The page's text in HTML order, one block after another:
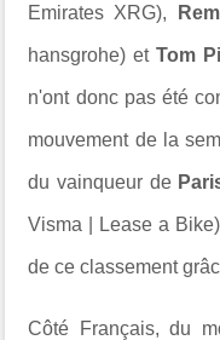
Emirates XRG),
hansgrohe) etTom
n'ont donc pas été
mouvement de la
du vainqueur de
Visma | Lease a
de ce classement
Côté Français, du